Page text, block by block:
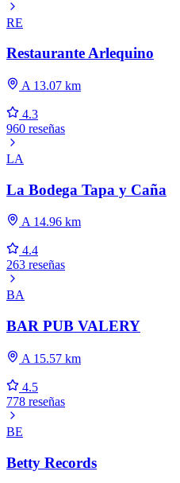
RE
Restaurante Arlequino
A 13.07 km
4.3
960 reseñas
LA
La Bodega Tapa y Caña
A 14.96 km
4.4
263 reseñas
BA
BAR PUB VALERY
A 15.57 km
4.5
778 reseñas
BE
Betty Records